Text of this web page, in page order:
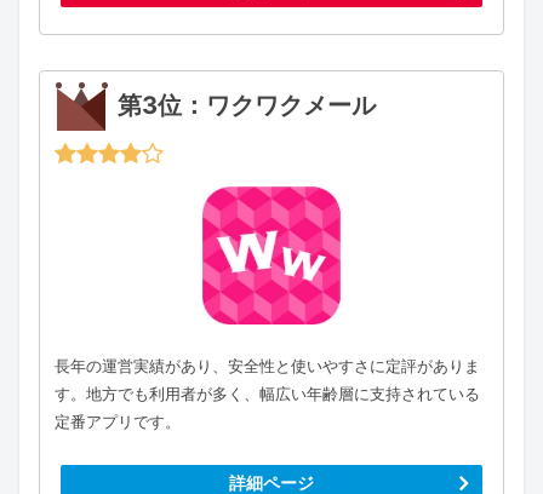
第3位：ワクワクメール
長年の運営実績があり、安全性と使いやすさに定評がありま
す。地方でも利用者が多く、幅広い年齢層に支持されている
定番アプリです。
詳細ページ